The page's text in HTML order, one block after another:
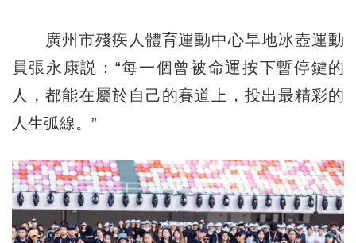
廣州市殘疾人體育運動中心旱地冰壺運動
員張永康説：“每一個曾被命運按下暫停鍵的
人，都能在屬於自己的賽道上，投出最精彩的
人生弧線。”